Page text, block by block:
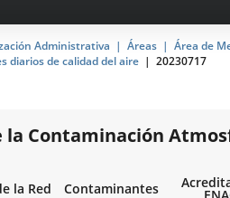
Administrativa Áreas Área de
diarios de calidad del aire 20230717
la Contaminación
la Red Contaminantes